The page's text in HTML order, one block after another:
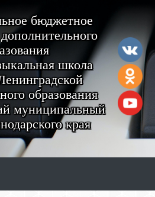
бюджетное
школа
образования
муниципальный
края